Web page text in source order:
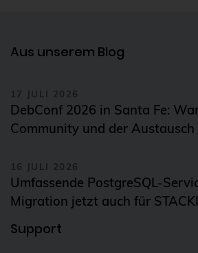
Aus unserem Blog
17 JULI 2026
DebConf 2026 in Santa Fe:
Community und der
16 JULI 2026
Umfassende PostgreSQL-
Migration jetzt auch für
Support